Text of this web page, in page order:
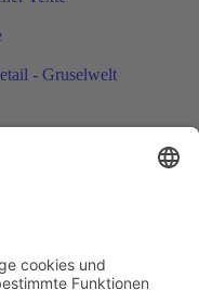
- Gruselwelt